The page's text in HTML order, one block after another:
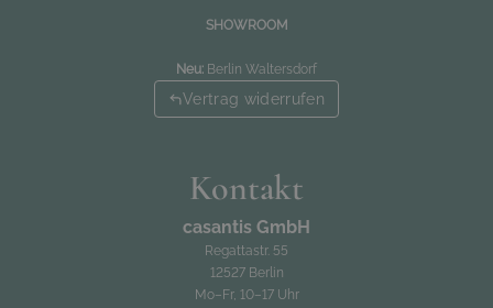
SHOWROOM
Neu: Berlin Waltersdorf
Vertrag widerrufen
Kontakt
casantis GmbH
Regattastr. 55
12527 Berlin
Mo–Fr, 10–17 Uhr